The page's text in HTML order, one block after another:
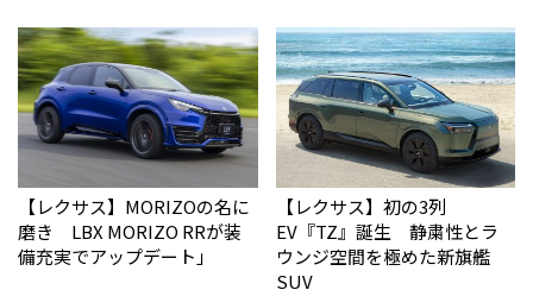
【レクサス】MORIZOの名に
磨き LBX MORIZO RRが装
備充実でアップデート」
【レクサス】初の3列
EV『TZ』誕生 静粛性とラ
ウンジ空間を極めた新旗艦
SUV